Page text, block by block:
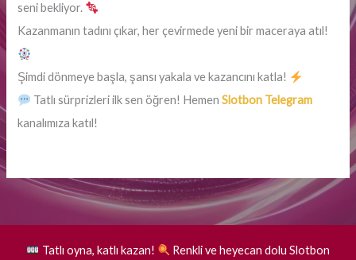
seni bekliyor.
Kazanmanın tadını çıkar, her çevirmede yeni bir maceraya atıl!
Şimdi dönmeye başla, şansı yakala ve kazancını katla!
Tatlı sürprizleri ilk sen öğren! HemenSlotbon Telegram
kanalımıza katıl!
Tatlı oyna, katlı kazan! Renkli ve heyecan dolu Slotbon